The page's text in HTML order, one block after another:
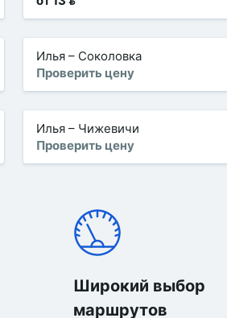
Илья– Соколовка
Проверить цену
Илья– Чижевичи
Проверить цену
Широкий выбор
маршрутов